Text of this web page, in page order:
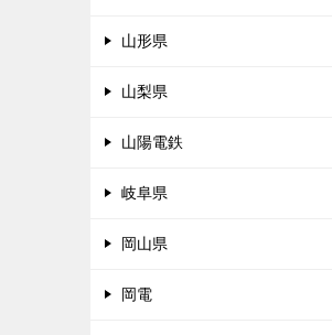
山形県
山梨県
山陽電鉄
岐阜県
岡山県
岡電